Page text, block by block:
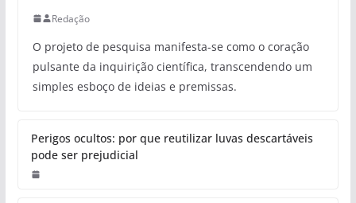
Redação
O projeto de pesquisa manifesta-se como o coração
pulsante da inquirição científica, transcendendo um
simples esboço de ideias e premissas.
Perigos ocultos: por que reutilizar luvas descartáveis
pode ser prejudicial